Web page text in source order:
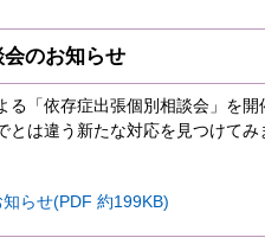
のお知らせ
る「依存症出張個別相談会」を
とは違う新たな対応を見つけて
らせ(PDF 約199KB)